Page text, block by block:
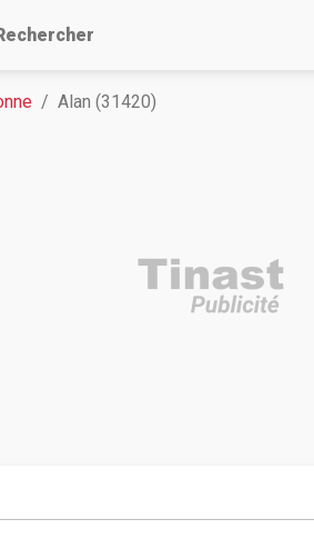
Alan (31420)